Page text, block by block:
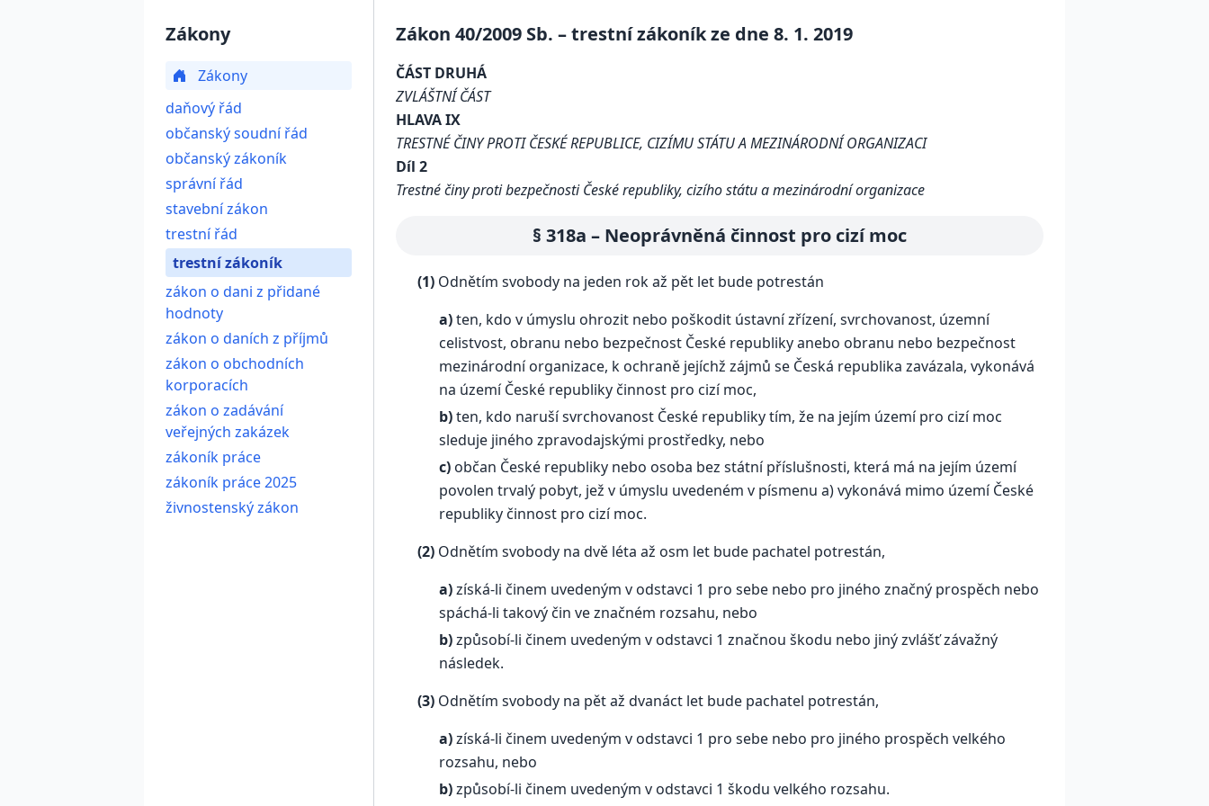
Zákony
Zákony
daňový řád
občanský soudní řád
občanský zákoník
správní řád
stavební zákon
trestní řád
trestní zákoník
zákon o dani z přidané
hodnoty
zákon o daních z příjmů
zákon o obchodních
korporacích
zákon o zadávání
veřejných zakázek
zákoník práce
zákoník práce 2025
živnostenský zákon
Zákon 40/2009 Sb. – trestní zákoník ze dne 8. 1. 2019
ČÁST DRUHÁ
ZVLÁŠTNÍ ČÁST
HLAVA IX
TRESTNÉ ČINY PROTI ČESKÉ REPUBLICE, CIZÍMU STÁTU A MEZINÁRODNÍ ORGANIZACI
Díl 2
Trestné činy proti bezpečnosti České republiky, cizího státu a mezinárodní organizace
§ 318a – Neoprávněná činnost pro cizí moc
(1) Odnětím svobody na jeden rok až pět let bude potrestán
a)ten, kdo v úmyslu ohrozit nebo poškodit ústavní zřízení, svrchovanost, územní
celistvost, obranu nebo bezpečnost České republiky anebo obranu nebo bezpečnost
mezinárodní organizace, k ochraně jejíchž zájmů se Česká republika zavázala, vykonává
na území České republiky činnost pro cizí moc,
b)ten, kdo naruší svrchovanost České republiky tím, že na jejím území pro cizí moc
sleduje jiného zpravodajskými prostředky, nebo
c) občan České republiky nebo osoba bez státní příslušnosti, která má na jejím území
povolen trvalý pobyt, jež v úmyslu uvedeném v písmenu a) vykonává mimo území České
republiky činnost pro cizí moc.
(2) Odnětím svobody na dvě léta až osm let bude pachatel potrestán,
a)získá-li činem uvedeným v odstavci 1 pro sebe nebo pro jiného značný prospěch nebo
spáchá-li takový čin ve značném rozsahu, nebo
b)způsobí-li činem uvedeným v odstavci 1 značnou škodu nebo jiný zvlášť závažný
následek.
(3) Odnětím svobody na pět až dvanáct let bude pachatel potrestán,
a)získá-li činem uvedeným v odstavci 1 pro sebe nebo pro jiného prospěch velkého
rozsahu, nebo
b)způsobí-li činem uvedeným v odstavci 1 škodu velkého rozsahu.